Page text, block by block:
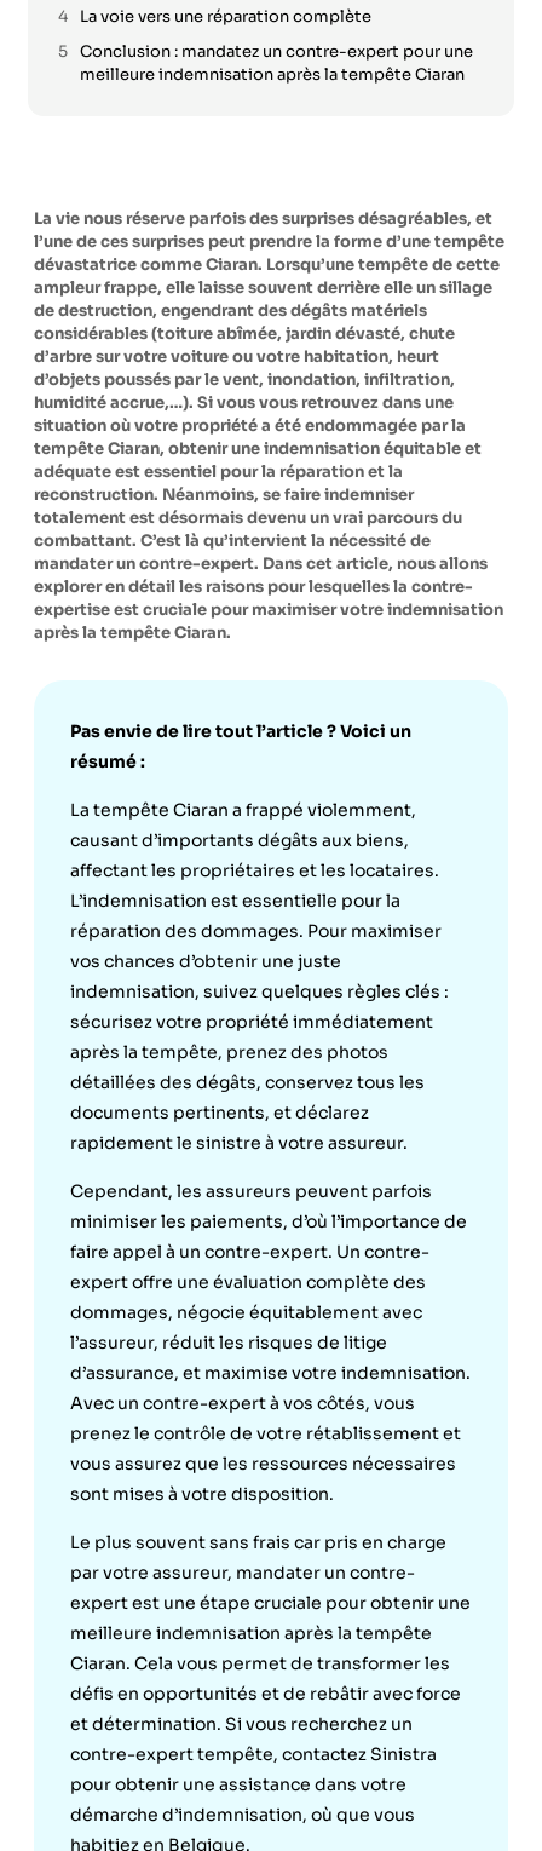
La vie nous réserve parfois des surprises désagréables, et
l’une de ces surprises peut prendre la forme d’une tempête
dévastatrice comme Ciaran. Lorsqu’une tempête de cette
ampleur frappe, elle laisse souvent derrière elle un sillage
de destruction, engendrant des dégâts matériels
considérables (toiture abîmée, jardin dévasté, chute
d’arbre sur votre voiture ou votre habitation, heurt
d’objets poussés par le vent, inondation, infiltration,
humidité accrue,…). Si vous vous retrouvez dans une
situation où votre propriété a été endommagée par la
tempête Ciaran, obtenir une indemnisation équitable et
adéquate est essentiel pour la réparation et la
reconstruction. Néanmoins, se faire indemniser
totalement est désormais devenu un vrai parcours du
combattant. C’est là qu’intervient la nécessité de
mandater un contre-expert. Dans cet article, nous allons
explorer en détail les raisons pour lesquelles la contre-
expertise est cruciale pour maximiser votre indemnisation
après la tempête Ciaran.
Pas envie de lire tout l’article ? Voici un
résumé :
La tempête Ciaran a frappé violemment,
causant d’importants dégâts aux biens,
affectant les propriétaires et les locataires.
L’indemnisation est essentielle pour la
réparation des dommages. Pour maximiser
vos chances d’obtenir une juste
indemnisation, suivez quelques règles clés :
sécurisez votre propriété immédiatement
après la tempête, prenez des photos
détaillées des dégâts, conservez tous les
documents pertinents, et déclarez
rapidement le sinistre à votre assureur.
Cependant, les assureurs peuvent parfois
minimiser les paiements, d’où l’importance de
faire appel à un contre-expert. Un contre-
expert offre une évaluation complète des
dommages, négocie équitablement avec
l’assureur, réduit les risques de litige
d’assurance, et maximise votre indemnisation.
Avec un contre-expert à vos côtés, vous
prenez le contrôle de votre rétablissement et
vous assurez que les ressources nécessaires
sont mises à votre disposition.
Le plus souvent sans frais car pris en charge
par votre assureur, mandater un contre-
expert est une étape cruciale pour obtenir une
meilleure indemnisation après la tempête
Ciaran. Cela vous permet de transformer les
défis en opportunités et de rebâtir avec force
et détermination. Si vous recherchez un
contre-expert tempête, contactez Sinistra
pour obtenir une assistance dans votre
démarche d’indemnisation, où que vous
habitiez en Belgique.
La voie vers une réparation complète
Conclusion : mandatez un contre-expert pour une
meilleure indemnisation après la tempête Ciaran